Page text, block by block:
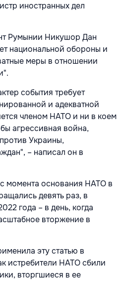
иностранных дел
Румынии Никушор Дан
национальной обороны и
меры в отношении
события требует
и адекватной
членом НАТО и ни в коем
агрессивная война,
Украины,
– написал он в
момента основания НАТО в
девять раз, в
года – в день, когда
вторжение в
эту статью в
истребители НАТО сбили
вторгшиеся в ее